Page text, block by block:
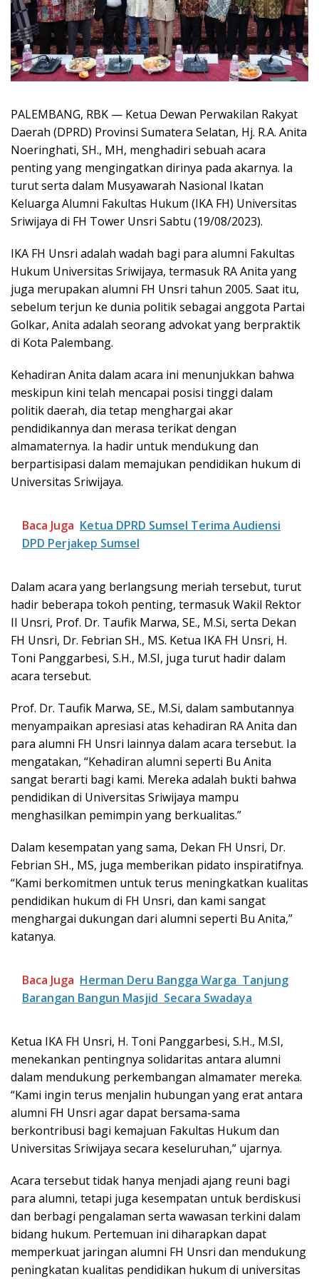
PALEMBANG, RBK — Ketua Dewan Perwakilan Rakyat
Daerah (DPRD) Provinsi Sumatera Selatan, Hj. R.A. Anita
Noeringhati, SH., MH, menghadiri sebuah acara
penting yang mengingatkan dirinya pada akarnya. Ia
turut serta dalam Musyawarah Nasional Ikatan
Keluarga Alumni Fakultas Hukum (IKA FH) Universitas
Sriwijaya di FH Tower Unsri Sabtu (19/08/2023).
IKA FH Unsri adalah wadah bagi para alumni Fakultas
Hukum Universitas Sriwijaya, termasuk RA Anita yang
juga merupakan alumni FH Unsri tahun 2005. Saat itu,
sebelum terjun ke dunia politik sebagai anggota Partai
Golkar, Anita adalah seorang advokat yang berpraktik
di Kota Palembang.
Kehadiran Anita dalam acara ini menunjukkan bahwa
meskipun kini telah mencapai posisi tinggi dalam
politik daerah, dia tetap menghargai akar
pendidikannya dan merasa terikat dengan
almamaternya. Ia hadir untuk mendukung dan
berpartisipasi dalam memajukan pendidikan hukum di
Universitas Sriwijaya.
Baca Juga Ketua DPRD Sumsel Terima Audiensi
DPD Perjakep Sumsel
Dalam acara yang berlangsung meriah tersebut, turut
hadir beberapa tokoh penting, termasuk Wakil Rektor
II Unsri, Prof. Dr. Taufik Marwa, SE., M.Si, serta Dekan
FH Unsri, Dr. Febrian SH., MS. Ketua IKA FH Unsri, H.
Toni Panggarbesi, S.H., M.SI, juga turut hadir dalam
acara tersebut.
Prof. Dr. Taufik Marwa, SE., M.Si, dalam sambutannya
menyampaikan apresiasi atas kehadiran RA Anita dan
para alumni FH Unsri lainnya dalam acara tersebut. Ia
mengatakan, “Kehadiran alumni seperti Bu Anita
sangat berarti bagi kami. Mereka adalah bukti bahwa
pendidikan di Universitas Sriwijaya mampu
menghasilkan pemimpin yang berkualitas.”
Dalam kesempatan yang sama, Dekan FH Unsri, Dr.
Febrian SH., MS, juga memberikan pidato inspiratifnya.
“Kami berkomitmen untuk terus meningkatkan kualitas
pendidikan hukum di FH Unsri, dan kami sangat
menghargai dukungan dari alumni seperti Bu Anita,”
katanya.
Baca Juga Herman Deru Bangga Warga Tanjung
Barangan Bangun Masjid Secara Swadaya
Ketua IKA FH Unsri, H. Toni Panggarbesi, S.H., M.SI,
menekankan pentingnya solidaritas antara alumni
dalam mendukung perkembangan almamater mereka.
“Kami ingin terus menjalin hubungan yang erat antara
alumni FH Unsri agar dapat bersama-sama
berkontribusi bagi kemajuan Fakultas Hukum dan
Universitas Sriwijaya secara keseluruhan,” ujarnya.
Acara tersebut tidak hanya menjadi ajang reuni bagi
para alumni, tetapi juga kesempatan untuk berdiskusi
dan berbagi pengalaman serta wawasan terkini dalam
bidang hukum. Pertemuan ini diharapkan dapat
memperkuat jaringan alumni FH Unsri dan mendukung
peningkatan kualitas pendidikan hukum di universitas